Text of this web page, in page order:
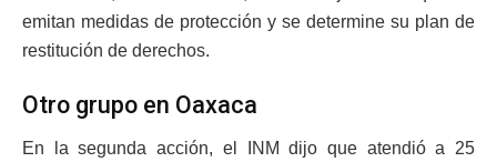
emitan medidas de protección y se determine su plan de
restitución de derechos.
Otro grupo en Oaxaca
En la segunda acción, el INM dijo que atendió a 25